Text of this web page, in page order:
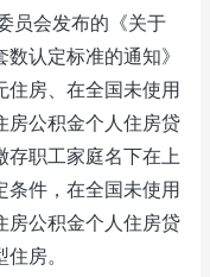
员会发布的《关于
认定标准的通知》
住房、在全国未使用
房公积金个人住房贷
存职工家庭名下在上
条件，在全国未使用
房公积金个人住房贷
房。